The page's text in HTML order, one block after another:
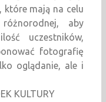
które mają na celu
aby
uczestników,
fotografię
oglądanie, ale i
KULTURY